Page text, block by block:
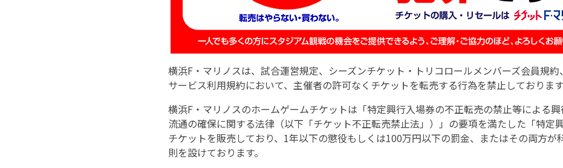
横浜F・マリノスは、試合運営規定、シーズンチケット・トリコロールメンバーズ会員規
サービス利用規約において、主催者の許可なくチケットを転売する行為を禁止しております
横浜F・マリノスのホームゲームチケットは「特定興行入場券の不正転売の禁止等による
流通の確保に関する法律（以下「チケット不正転売禁止法」）」の要項を満たした「特定
チケットを販売しており、1年以下の懲役もしくは100万円以下の罰金、またはその両方が
則を設けております。